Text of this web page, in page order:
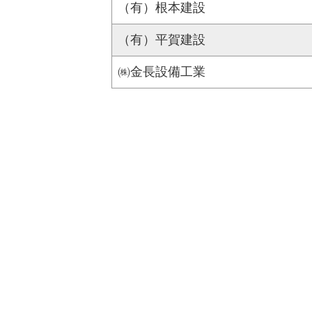
（有）根本建設
（有）平賀建設
㈱金長設備工業